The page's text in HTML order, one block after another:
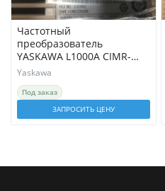
Частотный
преобразователь
YASKAWA L1000A CIMR-
LB4A0039FAC 18,5 кВт
Yaskawa
Под заказ
ЗАПРОСИТЬ ЦЕНУ